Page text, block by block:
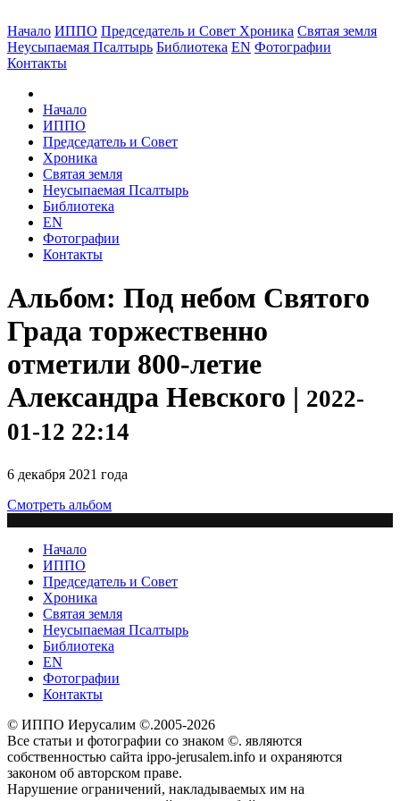
Начало ИППО Председатель и Совет Хроника Святая земля
Неусыпаемая Псалтырь Библиотека EN Фотографии
Контакты
Начало
ИППО
Председатель и Совет
Хроника
Святая земля
Неусыпаемая Псалтырь
Библиотека
EN
Фотографии
Контакты
Альбом: Под небом Святого
Града торжественно
отметили 800-летие
Александра Невского | 2022-
01-12 22:14
6 декабря 2021 года
Смотреть альбом
Начало
ИППО
Председатель и Совет
Хроника
Святая земля
Неусыпаемая Псалтырь
Библиотека
EN
Фотографии
Контакты
© ИППО Иерусалим ©.2005-2026
Все статьи и фотографии со знаком ©. являются
собственностью сайта ippo-jerusalem.info и охраняются
законом об авторском праве.
Нарушение ограничений, накладываемых им на